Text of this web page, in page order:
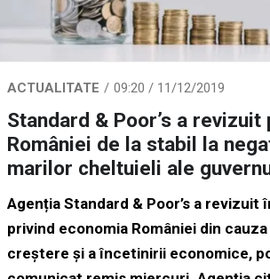
ACTUALITATE 09:20 / 11/12/2019
Standard & Poor’s a
României de la stabil la
marilor cheltuieli ale
Agenția Standard & Poor’s a revizuit
privind economia României din
creștere și a încetinirii economice,